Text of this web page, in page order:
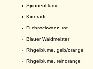
› Spinnenblume
› Kornrade
› Fuchsschwanz, rot
› Blauer Waldmeister
› Ringelblume, gelb/orange
› Ringelblume, reinorange